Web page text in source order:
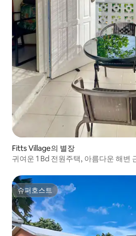
Fitts Village의 별장
귀여운 1 Bd 전원주택, 아름다운 해변
슈퍼호스트
슈퍼호스트